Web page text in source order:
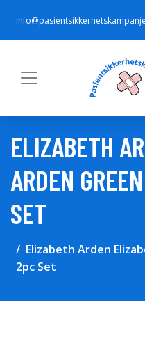
ELIZABETH
ARDEN
SET
Elizabeth Arden
2pc Set